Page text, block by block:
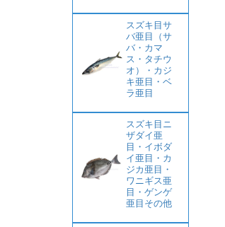
スズキ目サ
バ亜目（サ
バ・カマ
ス・タチウ
オ）・カジ
キ亜目・ベ
ラ亜目
スズキ目ニ
ザダイ亜
目・イボダ
イ亜目・カ
ジカ亜目・
ワニギス亜
目・ゲンゲ
亜目その他